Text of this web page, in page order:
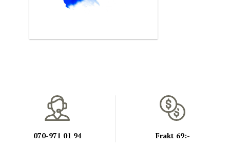
070-971 01 94 Frakt 69:-